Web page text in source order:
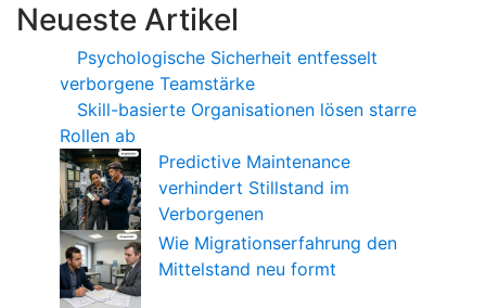
Neueste Artikel
Psychologische Sicherheit entfesselt
verborgene Teamstärke
Skill-basierte Organisationen lösen starre
Rollen ab
Predictive Maintenance
verhindert Stillstand im
Verborgenen
Wie Migrationserfahrung den
Mittelstand neu formt